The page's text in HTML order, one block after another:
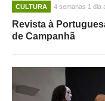
CULTURA 4 semanas 1 dia
Revista à
de Campanhã